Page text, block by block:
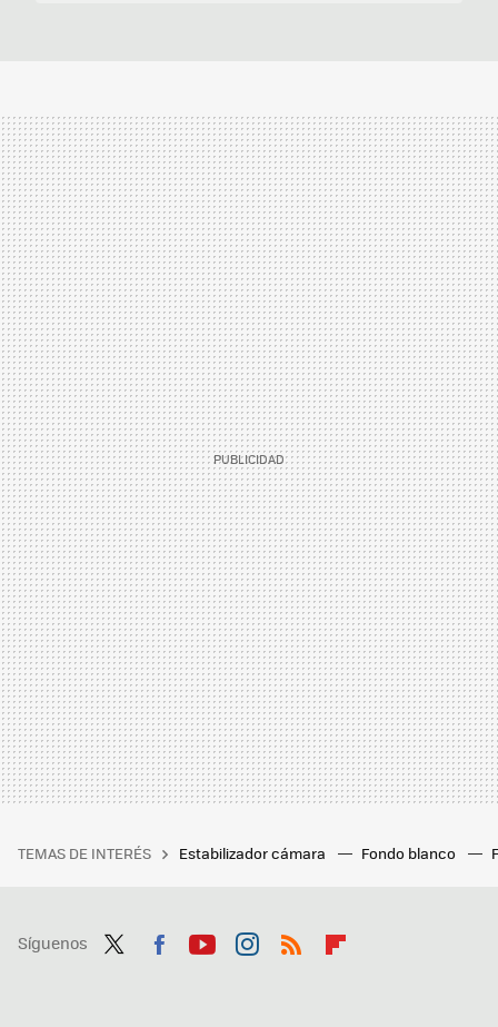
TEMAS DE INTERÉS Estabilizador cámara Fondo blanco
Síguenos